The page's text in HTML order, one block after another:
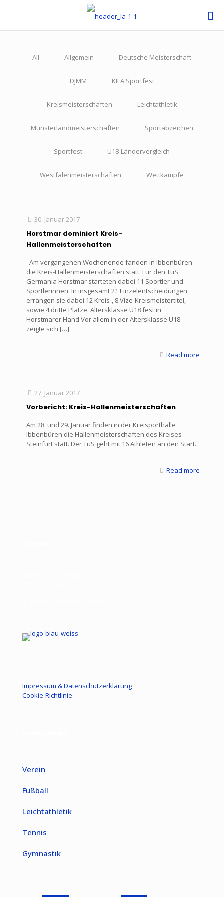
All Allgemein Deutsche Meisterschaft
DJMM KILA Sportfest
Kreismeisterschaften Leichtathletik
Münsterlandmeisterschaften Sportabzeichen
Sportfest U18-Ländervergleich
Westfalenmeisterschaften Wettkämpfe
30. Januar 2017
Horstmar dominiert Kreis-
Hallenmeisterschaften
Am vergangenen Wochenende fanden in Ibbenbüren
die Kreis-Hallenmeisterschaften statt. Für den TuS
Germania Horstmar starteten dabei 11 Sportler und
Sportlerinnen. In insgesamt 21 Einzelentscheidungen
errangen sie dabei 12 Kreis-, 8 Vize-Kreismeistertitel,
sowie 4 dritte Plätze. Altersklasse U18 fest in
Horstmarer Hand Vor allem in der Altersklasse U18
zeigte sich […]
Read more
27. Januar 2017
Vorbericht: Kreis-Hallenmeisterschaften
Am 28. und 29. Januar finden in der Kreisporthalle
Ibbenbüren die Hallenmeisterschaften des Kreises
Steinfurt statt. Der TuS geht mit 16 Athleten an den Start.
Read more
Impressum & Datenschutzerklärung
Cookie-Richtlinie
Verein
Fußball
Leichtathletik
Tennis
Gymnastik